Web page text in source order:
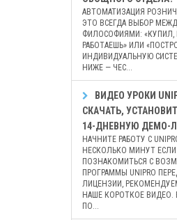
АВТОМАТИЗАЦИЯ
ЭТО ВСЕГДА ВЫБОР
ФИЛОСОФИЯМИ: «КУПИЛ,
РАБОТАЕШЬ» ИЛИ
ИНДИВИДУАЛЬНУЮ
НИЖЕ — ЧЕС...
ВИДЕО УРОКИ
СКАЧАТЬ,
14-ДНЕВНУЮ ДЕМО-
НАЧНИТЕ РАБОТУ С
НЕСКОЛЬКО МИНУТ
ПОЗНАКОМИТЬСЯ С
ПРОГРАММЫ UNIPRO
ЛИЦЕНЗИИ,
НАШЕ КОРОТКОЕ
ПО...